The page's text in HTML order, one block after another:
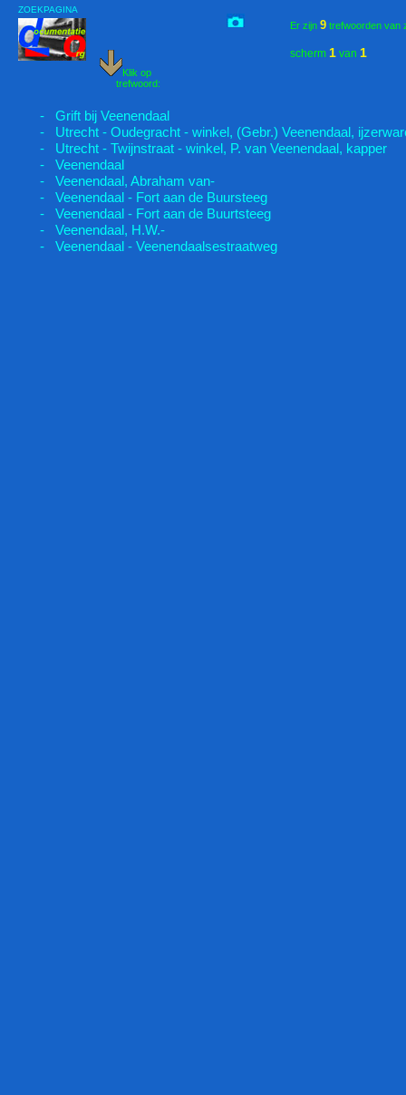
Klik op
trefwoord:
ZOEKPAGINA
- Grift bij Veenendaal
- Utrecht - Oudegracht - winkel, (Gebr.) Veenendaal,
- Utrecht - Twijnstraat - winkel, P. van Veenendaal, kapper
- Veenendaal
- Veenendaal, Abraham van-
- Veenendaal - Fort aan de Buursteeg
- Veenendaal - Fort aan de Buurtsteeg
- Veenendaal, H.W.-
- Veenendaal - Veenendaalsestraatweg
Er zijn 9 trefwoorden van
scherm 1 van 1